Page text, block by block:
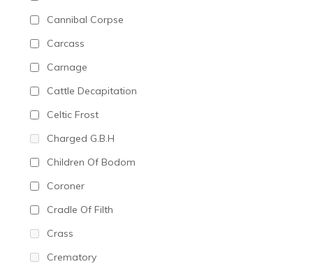
Cannibal Corpse
Carcass
Carnage
Cattle Decapitation
Celtic Frost
Charged G.B.H
Children Of Bodom
Coroner
Cradle Of Filth
Crass
Crematory